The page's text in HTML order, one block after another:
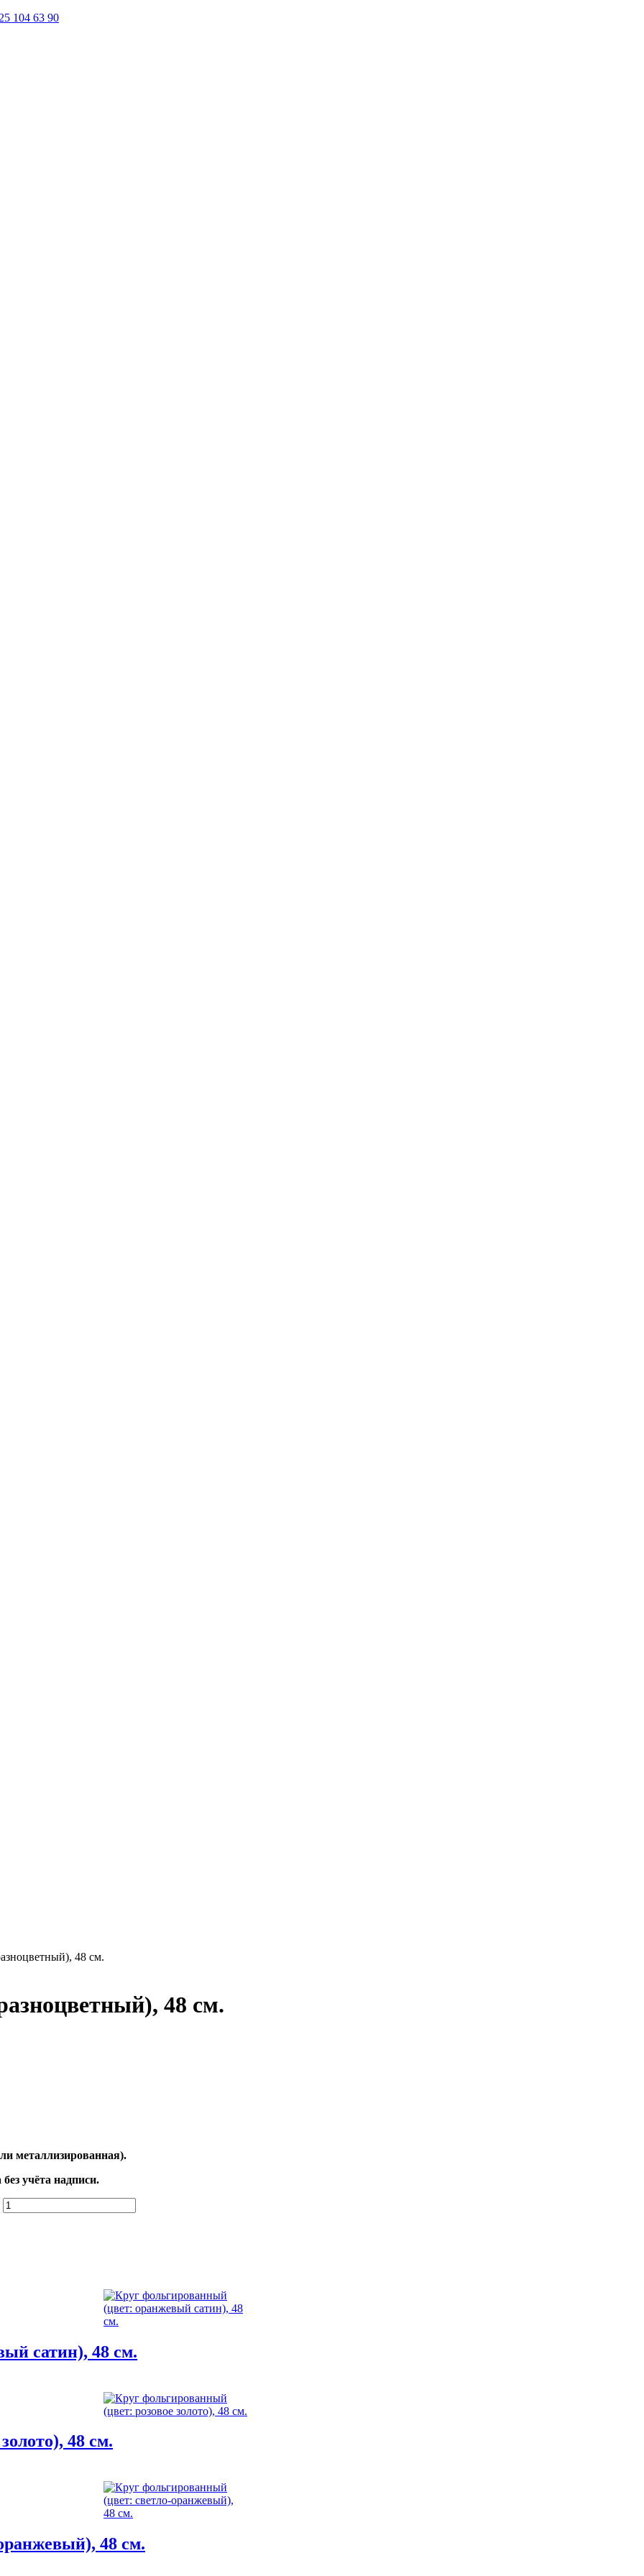
104 63 90
48 см.
48 см.
металлизированная).
учёта надписи.
сатин), 48 см.
48 см.
48 см.